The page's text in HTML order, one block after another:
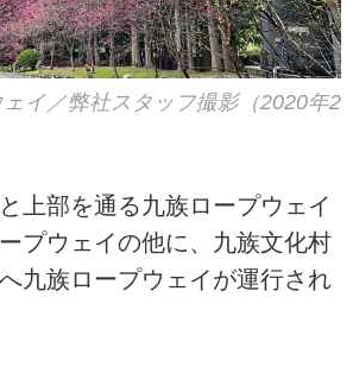
イ／弊社スタッフ撮影（2020年2
上部を通る九族ロープウェイ
プウェイの他に、九族文化村
九族ロープウェイが運行され